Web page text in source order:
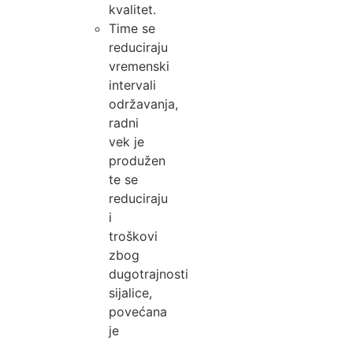
kvalitet.
Time se
reduciraju
vremenski
intervali
održavanja,
radni
vek je
produžen
te se
reduciraju
i
troškovi
zbog
dugotrajnosti
sijalice,
povećana
je